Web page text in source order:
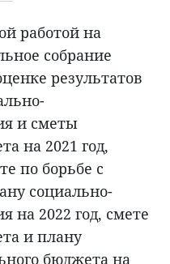
работой на
собрание
результатов
и сметы
на 2021 год,
по борьбе с
социально-
на 2022 год, смете
и плану
бюджета на